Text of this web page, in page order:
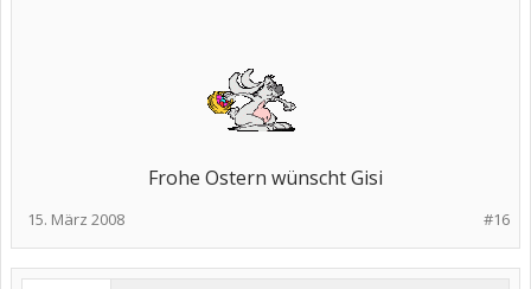
Frohe Ostern wünscht Gisi​
#16
15. März 2008